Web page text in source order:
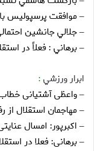
– موافقت پرسپوليس
– جلالي جانشين
– برهاني : فعلاً در
ابرار ورزشي :
– واعظى آشتيانى
– مهاجمان استقلال از
– اكبرپور: امسال
– برهانى: فعلا در